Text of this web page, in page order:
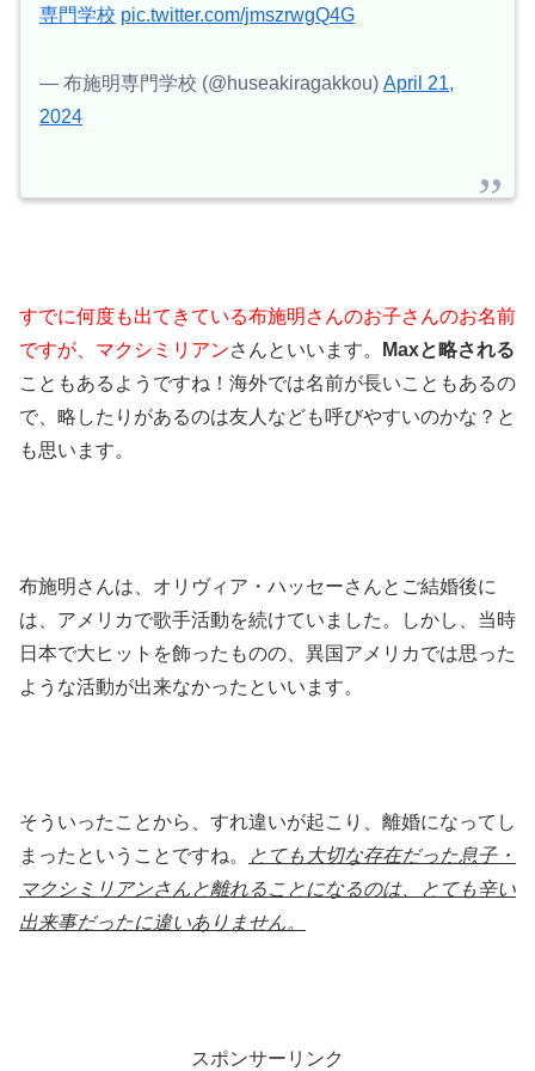
専門学校 pic.twitter.com/jmszrwgQ4G
— 布施明専門学校 (@huseakiragakkou) April 21,
2024
すでに何度も出てきている布施明さんのお子さんのお名前
ですが、マクシミリアンさんといいます。
Maxと略される
こともあるようですね！海外では名前が長いこともあるの
で、略したりがあるのは友人なども呼びやすいのかな？と
も思います。
布施明さんは、オリヴィア・ハッセーさんとご結婚後に
は、アメリカで歌手活動を続けていました。しかし、当時
日本で大ヒットを飾ったものの、異国アメリカでは思った
ような活動が出来なかったといいます。
そういったことから、すれ違いが起こり、離婚になってし
まったということですね。
とても大切な存在だった息子・
マクシミリアンさんと離れることになるのは、とても辛い
出来事だったに違いありません。
スポンサーリンク